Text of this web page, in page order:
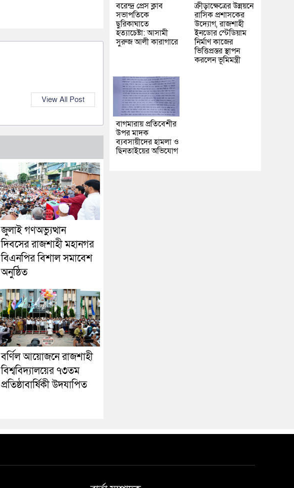
View All Post
জুলাই গণঅভ্যুত্থান
দিবসের রাজশাহী মহানগর
বিএনপির বিশাল সমাবেশ
অনুষ্ঠিত
বর্ণিল আয়োজনে রাজশাহী
বিশ্ববিদ্যালয়ের ৭৩তম
প্রতিষ্ঠাবার্ষিকী উদযাপিত
বরেন্দ্র প্রেস ক্লাব
সভাপতিকে
ছুরিকাঘাতে
হত্যাচেষ্টা: আসামী
সুরুজ আলী কারাগারে
ক্রীড়াক্ষেত্রের উন্নয়নে
রাসিক প্রশাসকের
উদ্যোগ, রাজশাহী
ইনডোর স্টেডিয়াম
নির্মাণ কাজের
ভিত্তিপ্রস্তর স্থাপন
করলেন ভূমিমন্ত্রী
বাগমারায় প্রতিবেশীর
উপর মাদক
ব্যবসায়ীদের হামলা ও
ছিনতাইয়ের অভিযোগ